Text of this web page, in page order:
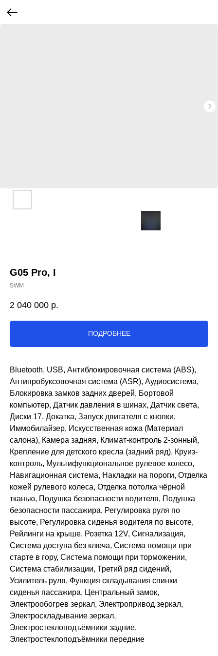
G05 Pro, I
SWM
2 040 000 р.
ПОДРОБНЕЕ
Bluetooth, USB, Антиблокировочная система (ABS),
Антипробуксовочная система (ASR), Аудиосистема,
Блокировка замков задних дверей, Бортовой
компьютер, Датчик давления в шинах, Датчик света,
Диски 17, Докатка, Запуск двигателя с кнопки,
Иммобилайзер, Искусственная кожа (Материал
салона), Камера задняя, Климат-контроль 2-зонный,
Крепление для детского кресла (задний ряд), Круиз-
контроль, Мультифункциональное рулевое колесо,
Навигационная система, Накладки на пороги, Отделка
кожей рулевого колеса, Отделка потолка чёрной
тканью, Подушка безопасности водителя, Подушка
безопасности пассажира, Регулировка руля по
высоте, Регулировка сиденья водителя по высоте,
Рейлинги на крыше, Розетка 12V, Сигнализация,
Система доступа без ключа, Система помощи при
старте в гору, Система помощи при торможении,
Система стабилизации, Третий ряд сидений,
Усилитель руля, Функция складывания спинки
сиденья пассажира, Центральный замок,
Электрообогрев зеркал, Электропривод зеркал,
Электроскладывание зеркал,
Электростеклоподъёмники задние,
Электростеклоподъёмники передние